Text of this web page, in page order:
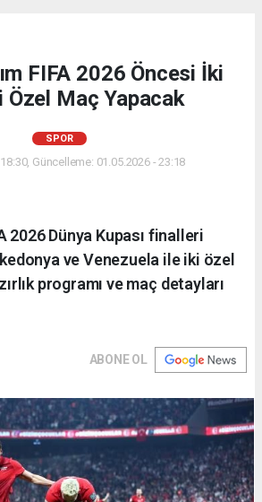
FIFA 2026 Öncesi İki
Özel Maç Yapacak
SPOR
Güncelleme: 01.05.2026 - 23:18
2026 Dünya Kupası finalleri
ve Venezuela ile iki özel
programı ve maç detayları
ABONE OL